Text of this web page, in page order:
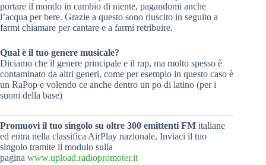
portare il mondo in cambio di niente, pagandomi anche
l’acqua per bere. Grazie a questo sono riuscito in seguito a
farmi chiamare per cantare e a farmi retribuire.
Qual è il tuo genere musicale?
Diciamo che il genere principale e il rap, ma molto spesso è
contaminato da altri generi, come per esempio in questo caso è
un RaPop e volendo ce anche dentro un po di latino (per i
suoni della base)
Promuovi il tuo singolo su oltre 300 emittenti FM italiane
ed entra nella classifica AirPlay nazionale, Inviaci il tuo
singolo tramite il modulo sulla
pagina www.upload.radiopromoter.it